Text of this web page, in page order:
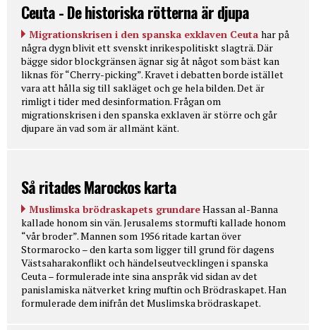
Ceuta - De historiska rötterna är djupa
Migrationskrisen i den spanska exklaven Ceuta har på
några dygn blivit ett svenskt inrikespolitiskt slagträ. Där
bägge sidor blockgränsen ägnar sig åt något som bäst kan
liknas för “Cherry-picking”. Kravet i debatten borde istället
vara att hålla sig till sakläget och ge hela bilden. Det är
rimligt i tider med desinformation. Frågan om
migrationskrisen i den spanska exklaven är större och går
djupare än vad som är allmänt känt.
Så ritades Marockos karta
Muslimska brödraskapets grundareHassan al-Banna
kallade honom sin vän. Jerusalems stormufti kallade honom
“vår broder”. Mannen som 1956 ritade kartan över
Stormarocko – den karta som ligger till grund för dagens
Västsaharakonflikt och händelseutvecklingen i spanska
Ceuta – formulerade inte sina anspråk vid sidan av det
panislamiska nätverket kring muftin och Brödraskapet. Han
formulerade dem inifrån det Muslimska brödraskapet.